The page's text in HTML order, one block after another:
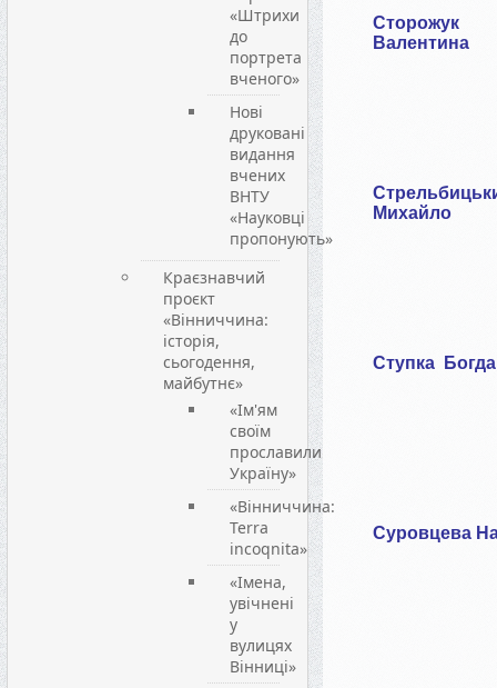
«Штрихи
до
портрета
вченого»
Нові
друковані
видання
вчених
ВНТУ
«Науковці
пропонують»
Краєзнавчий
проєкт
«Вінниччина:
історія,
сьогодення,
майбутнє»
«Ім'ям
своїм
прославили
Україну»
«Вінниччина:
Terra
incoqnita»
«Імена,
увічнені
у
вулицях
Вінниці»
Сторожук
Валентина
Михайло
Ступка
Суровцева